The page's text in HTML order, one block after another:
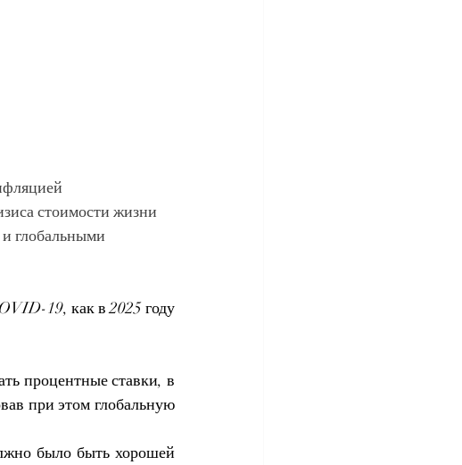
стоимости жизни
глобальными
19, как в 2025 году
процентные ставки, в
при этом глобальную
было быть хорошей